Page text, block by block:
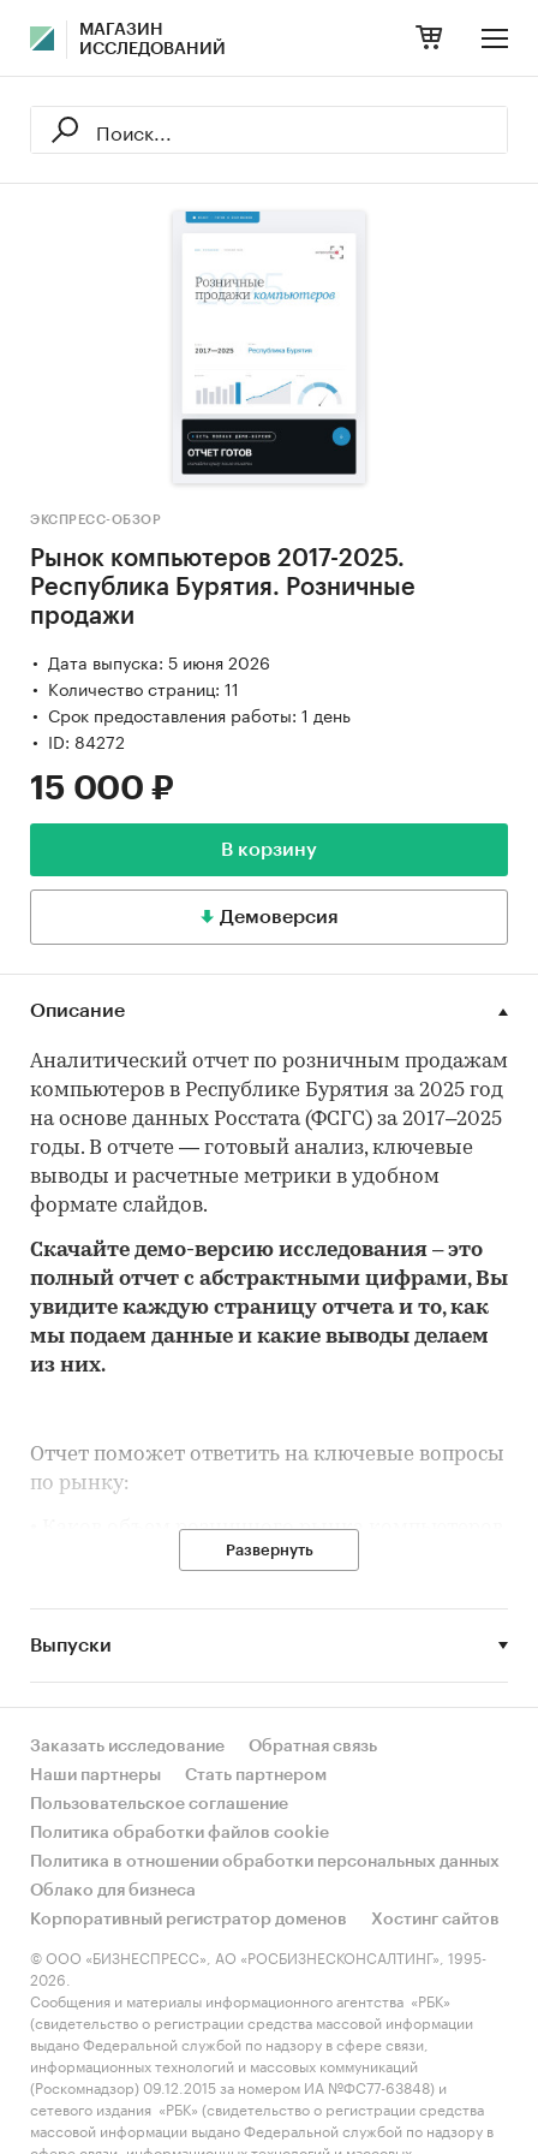
МАГАЗИН
ИССЛЕДОВАНИЙ
ЭКСПРЕСС-ОБЗОР
Рынок компьютеров 2017-2025.
Республика Бурятия. Розничные
продажи
Дата выпуска: 5 июня 2026
Количество страниц: 11
Срок предоставления работы: 1 день
ID: 84272
15 000 ₽
В корзину
Демоверсия
Описание
Аналитический отчет по розничным продажам
компьютеров в Республике Бурятия за 2025 год
на основе данных Росстата (ФСГС) за 2017–2025
годы. В отчете — готовый анализ, ключевые
выводы и расчетные метрики в удобном
формате слайдов.
Скачайте демо-версию исследования – это
полный отчет с абстрактными цифрами, Вы
увидите каждую страницу отчета и то,как
мы подаем данные и какие выводы делаем
из них.
Отчет поможет ответить на ключевые вопросы
по рынку:
• Каков объем розничного рынка компьютеров
в Республике Бурятия, много это или мало по
за счет реального спроса или за счет
инфляции? Как соотносятся рост и падение с
• Какое место регион занимает в России и в
своем федеральном округе по объему продаж
и по продажам на душу населения?
• К какому сегменту можно отнести рынок по
размеру и темпом роста (малый/крупный, с
опережающей динамикой/с отстающей
динамикой) в стратегической перспективе и в
текущей ситуации? Меняются ли позиции
региона с течением времени?
• Насколько рынок насыщен и какой у региона
потенциал роста, если сравнить его с
регионами со схожими доходами, со схожей
долей расходов на компьютеры и с соседними
Развернуть
Выпуски
Заказать исследование
Обратная связь
Наши партнеры
Стать партнером
Пользовательское соглашение
Политика обработки файлов cookie
Политика в отношении обработки персональных данных
Облако для бизнеса
Корпоративный регистратор доменов
Хостинг сайтов
© ООО «БИЗНЕСПРЕСС», АО «РОСБИЗНЕСКОНСАЛТИНГ», 1995-
2026.
Сообщения и материалы информационного агентства «РБК»
(свидетельство о регистрации средства массовой информации
выдано Федеральной службой по надзору в сфере связи,
информационных технологий и массовых коммуникаций
(Роскомнадзор) 09.12.2015 за номером ИА №ФС77-63848) и
сетевого издания «РБК» (свидетельство о регистрации средства
массовой информации выдано Федеральной службой по надзору в